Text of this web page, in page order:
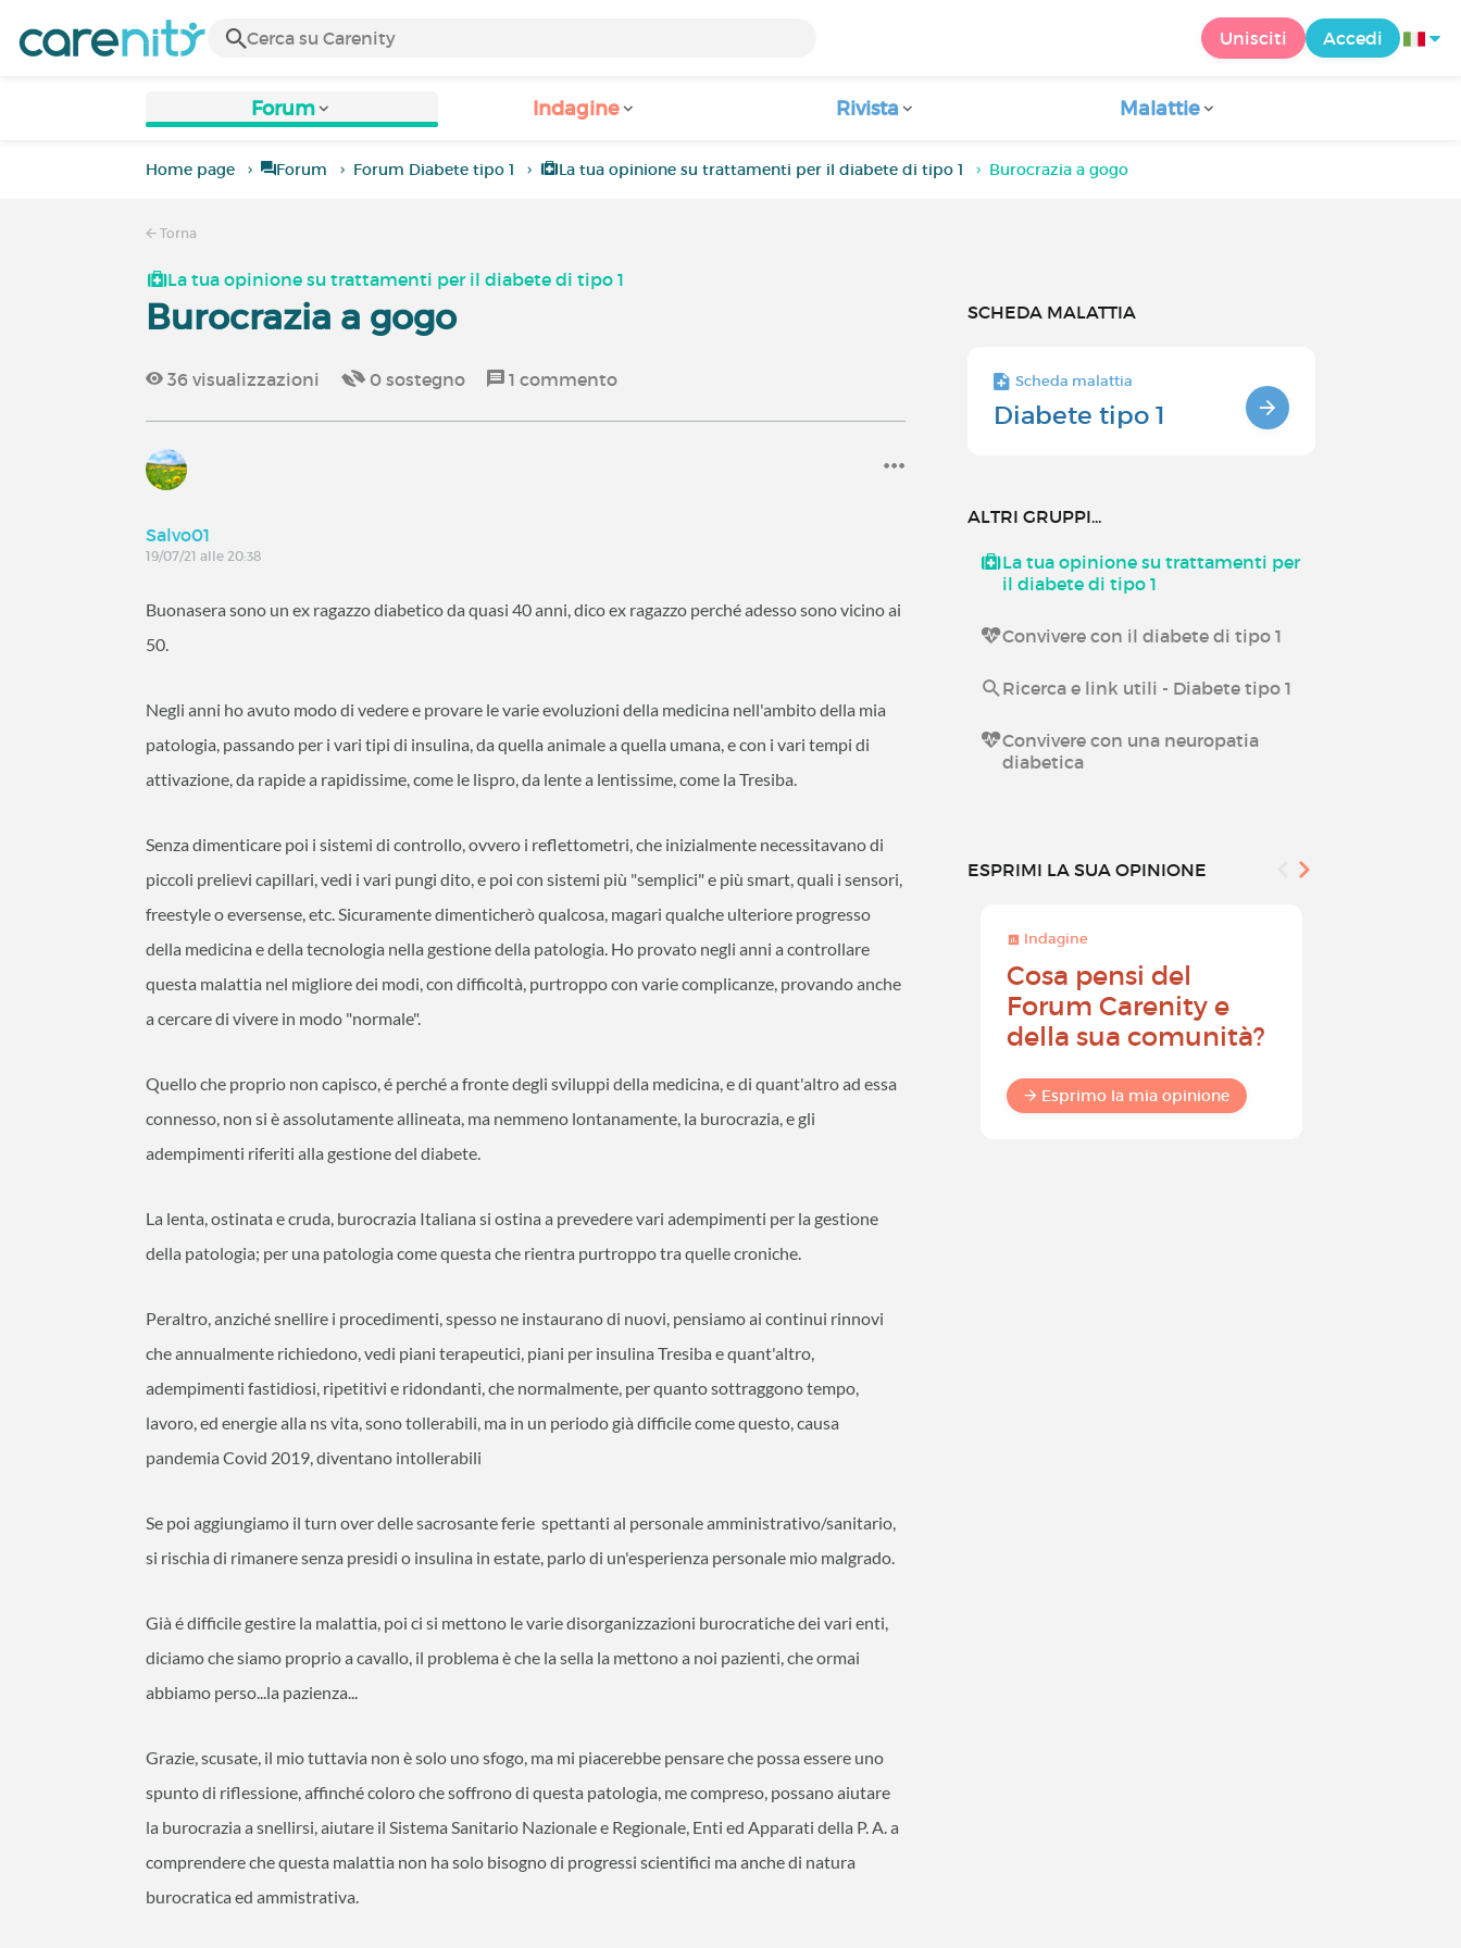
Unisciti Accedi
Forum Indagine Rivista Malattie
Home page Forum Forum Diabete tipo 1 La tua opinione su trattamenti per il diabete di tipo 1 Burocrazia a gogo
Torna
La tua opinione su trattamenti per il diabete di tipo 1
Burocrazia a gogo
36 visualizzazioni 0 sostegno 1 commento
Salvo01
19/07/21 alle 20:38
Buonasera sono un ex ragazzo diabetico da quasi 40 anni, dico ex ragazzo perché adesso sono vicino ai
50.
Negli anni ho avuto modo di vedere e provare le varie evoluzioni della medicina nell'ambito della mia
patologia, passando per i vari tipi di insulina, da quella animale a quella umana, e con i vari tempi di
attivazione, da rapide a rapidissime, come le lispro, da lente a lentissime, come la Tresiba.
Senza dimenticare poi i sistemi di controllo, ovvero i reflettometri, che inizialmente necessitavano di
piccoli prelievi capillari, vedi i vari pungi dito, e poi con sistemi più "semplici" e più smart, quali i sensori,
freestyle o eversense, etc. Sicuramente dimenticherò qualcosa, magari qualche ulteriore progresso
della medicina e della tecnologia nella gestione della patologia. Ho provato negli anni a controllare
questa malattia nel migliore dei modi, con difficoltà, purtroppo con varie complicanze, provando anche
a cercare di vivere in modo "normale".
Quello che proprio non capisco, é perché a fronte degli sviluppi della medicina, e di quant'altro ad essa
connesso, non si è assolutamente allineata, ma nemmeno lontanamente, la burocrazia, e gli
adempimenti riferiti alla gestione del diabete.
La lenta, ostinata e cruda, burocrazia Italiana si ostina a prevedere vari adempimenti per la gestione
della patologia; per una patologia come questa che rientra purtroppo tra quelle croniche.
Peraltro, anziché snellire i procedimenti, spesso ne instaurano di nuovi, pensiamo ai continui rinnovi
che annualmente richiedono, vedi piani terapeutici, piani per insulina Tresiba e quant'altro,
adempimenti fastidiosi, ripetitivi e ridondanti, che normalmente, per quanto sottraggono tempo,
lavoro, ed energie alla ns vita, sono tollerabili, ma in un periodo già difficile come questo, causa
pandemia Covid 2019, diventano intollerabili
Se poi aggiungiamo il turn over delle sacrosante ferie spettanti al personale amministrativo/sanitario,
si rischia di rimanere senza presidi o insulina in estate, parlo di un'esperienza personale mio malgrado.
Già é difficile gestire la malattia, poi ci si mettono le varie disorganizzazioni burocratiche dei vari enti,
diciamo che siamo proprio a cavallo, il problema è che la sella la mettono a noi pazienti, che ormai
abbiamo perso...la pazienza...
Grazie, scusate, il mio tuttavia non è solo uno sfogo, ma mi piacerebbe pensare che possa essere uno
spunto di riflessione, affinché coloro che soffrono di questa patologia, me compreso, possano aiutare
la burocrazia a snellirsi, aiutare il Sistema Sanitario Nazionale e Regionale, Enti ed Apparati della P. A. a
comprendere che questa malattia non ha solo bisogno di progressi scientifici ma anche di natura
burocratica ed ammistrativa.
SCHEDA MALATTIA
Scheda malattia
Diabete tipo 1
ALTRI GRUPPI...
La tua opinione su trattamenti per
il diabete di tipo 1
Convivere con il diabete di tipo 1
Ricerca e link utili - Diabete tipo 1
Convivere con una neuropatia
diabetica
ESPRIMI LA SUA OPINIONE
Indagine
Cosa pensi del
Forum Carenity e
della sua comunità?
Esprimo la mia opinione